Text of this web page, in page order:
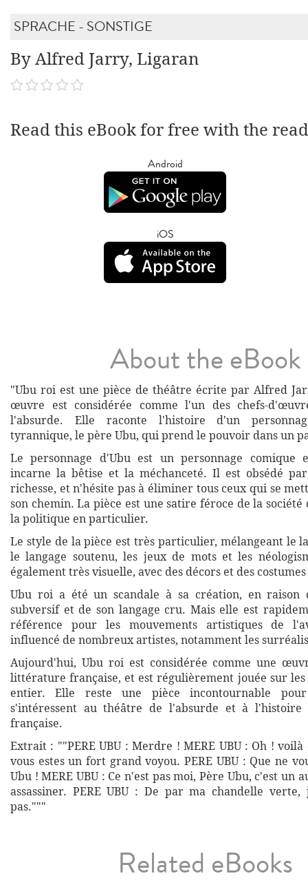
SPRACHE - SONSTIGE
By Alfred Jarry, Ligaran
Read this eBook for free with the
Android
iOS
About the eBook
"Ubu roi est une pièce de théâtre écrite par Alfred
œuvre est considérée comme l'un des chefs-
l'absurde. Elle raconte l'histoire d'un
tyrannique, le père Ubu, qui prend le pouvoir dans un
Le personnage d'Ubu est un personnage comique
incarne la bêtise et la méchanceté. Il est obsédé
richesse, et n'hésite pas à éliminer tous ceux qui se
son chemin. La pièce est une satire féroce de la société
la politique en particulier.
Le style de la pièce est très particulier, mélangeant le
le langage soutenu, les jeux de mots et les
également très visuelle, avec des décors et des
Ubu roi a été un scandale à sa création, en raison
subversif et de son langage cru. Mais elle est
référence pour les mouvements artistiques de
influencé de nombreux artistes, notamment les
Aujourd'hui, Ubu roi est considérée comme une
littérature française, et est régulièrement jouée sur les
entier. Elle reste une pièce incontournable
s'intéressent au théâtre de l'absurde et à
française.
Extrait : ""PERE UBU : Merdre ! MERE UBU : Oh !
vous estes un fort grand voyou. PERE UBU : Que ne
Ubu ! MERE UBU : Ce n'est pas moi, Père Ubu, c'est
assassiner. PERE UBU : De par ma chandelle
pas."""
Related eBooks